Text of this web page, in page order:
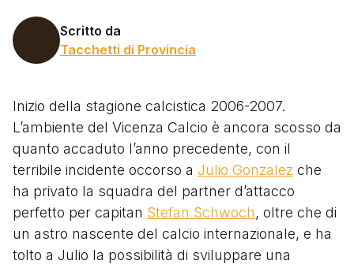
Scritto da
Tacchetti di Provincia
Inizio della stagione calcistica 2006-2007.
L’ambiente del Vicenza Calcio è ancora scosso da
quanto accaduto l’anno precedente, con il
terribile incidente occorso a Julio Gonzalez che
ha privato la squadra del partner d’attacco
perfetto per capitan Stefan Schwoch, oltre che di
un astro nascente del calcio internazionale, e ha
tolto a Julio la possibilità di sviluppare una